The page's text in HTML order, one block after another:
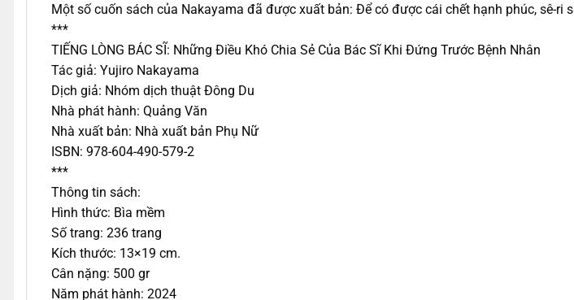
Một số cuốn sách của Nakayama đã được xuất bản: Để có được cái chết hạnh phúc, sê-ri
***
TIẾNG LÒNG BÁC SĨ: Những Điều Khó Chia Sẻ Của Bác Sĩ Khi Đứng Trước Bệnh Nhân
Tác giả: Yujiro Nakayama
Dịch giả: Nhóm dịch thuật Đông Du
Nhà phát hành: Quảng Văn
Nhà xuất bản: Nhà xuất bản Phụ Nữ
ISBN: 978-604-490-579-2
***
Thông tin sách:
Hình thức: Bìa mềm
Số trang: 236 trang
Kích thước: 13×19 cm.
Cân nặng: 500 gr
Năm phát hành: 2024